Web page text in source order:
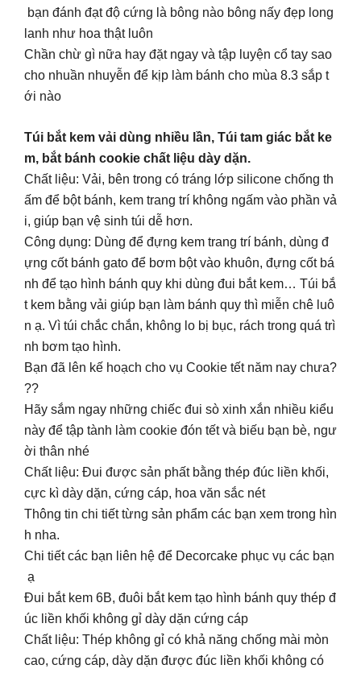
bạn đánh đạt độ cứng là bông nào bông nấy đẹp long
lanh như hoa thật luôn
Chần chừ gì nữa hay đặt ngay và tập luyện cổ tay sao
cho nhuần nhuyễn để kịp làm bánh cho mùa 8.3 sắp t
ới nào
Túi bắt kem vải dùng nhiều lần, Túi tam giác bắt ke
m, bắt bánh cookie chất liệu dày dặn.
Chất liệu: Vải, bên trong có tráng lớp silicone chống th
ấm để bột bánh, kem trang trí không ngấm vào phần vả
i, giúp bạn vệ sinh túi dễ hơn.
Công dụng: Dùng để đựng kem trang trí bánh, dùng đ
ựng cốt bánh gato để bơm bột vào khuôn, đựng cốt bá
nh để tạo hình bánh quy khi dùng đui bắt kem… Túi bắ
t kem bằng vải giúp bạn làm bánh quy thì miễn chê luô
n ạ. Vì túi chắc chắn, không lo bị bục, rách trong quá trì
nh bơm tạo hình.
Bạn đã lên kế hoạch cho vụ Cookie tết năm nay chưa?
??
Hãy sắm ngay những chiếc đui sò xinh xắn nhiều kiểu
này để tập tành làm cookie đón tết và biếu bạn bè, ngư
ời thân nhé
Chất liệu: Đui được sản phất bằng thép đúc liền khối,
cực kì dày dặn, cứng cáp, hoa văn sắc nét
Thông tin chi tiết từng sản phẩm các bạn xem trong hìn
h nha.
Chi tiết các bạn liên hệ để Decorcake phục vụ các bạn
ạ
Đui bắt kem 6B, đuôi bắt kem tạo hình bánh quy thép đ
úc liền khối không gỉ dày dặn cứng cáp
Chất liệu: Thép không gỉ có khả năng chống mài mòn
cao, cứng cáp, dày dặn được đúc liền khối không có